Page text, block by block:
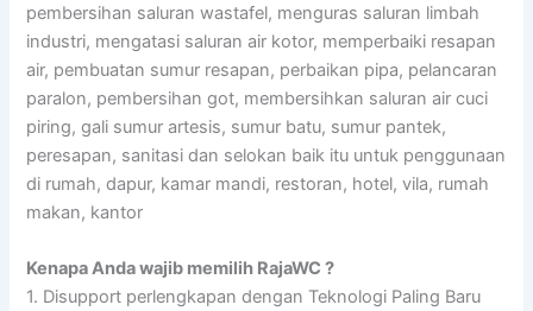
pembersihan saluran wastafel, menguras saluran limbah
industri, mengatasi saluran air kotor, memperbaiki resapan
air, pembuatan sumur resapan, perbaikan pipa, pelancaran
paralon, pembersihan got, membersihkan saluran air cuci
piring, gali sumur artesis, sumur batu, sumur pantek,
peresapan, sanitasi dan selokan baik itu untuk penggunaan
di rumah, dapur, kamar mandi, restoran, hotel, vila, rumah
makan, kantor
Kenapa Anda wajib memilih RajaWC ?
1. Disupport perlengkapan dengan Teknologi Paling Baru